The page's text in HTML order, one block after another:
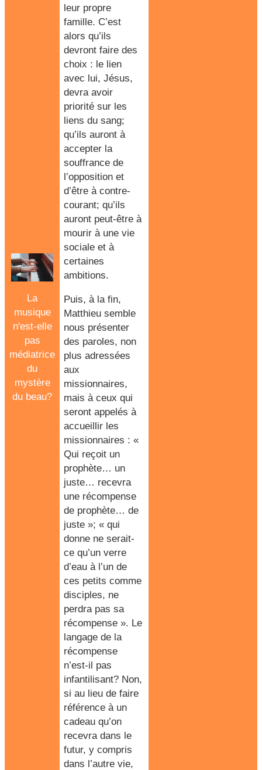
La
musique
n'est-elle
pas
médiatrice
du
mystère
du beau?
leur propre
famille. C’est
alors qu’ils
devront faire des
choix : le lien
avec lui, Jésus,
devra avoir
priorité sur les
liens du sang;
qu’ils auront à
accepter la
souffrance de
l’opposition et
d’être à contre-
courant; qu’ils
auront peut-être à
mourir à une vie
sociale et à
certaines
ambitions.
Puis, à la fin,
Matthieu semble
nous présenter
des paroles, non
plus adressées
aux
missionnaires,
mais à ceux qui
seront appelés à
accueillir les
missionnaires : «
Qui reçoit un
prophète… un
juste… recevra
une récompense
de prophète… de
juste »; « qui
donne ne serait-
ce qu’un verre
d’eau à l’un de
ces petits comme
disciples, ne
perdra pas sa
récompense ». Le
langage de la
récompense
n’est-il pas
infantilisant? Non,
si au lieu de faire
référence à un
cadeau qu’on
recevra dans le
futur, y compris
dans l’autre vie,